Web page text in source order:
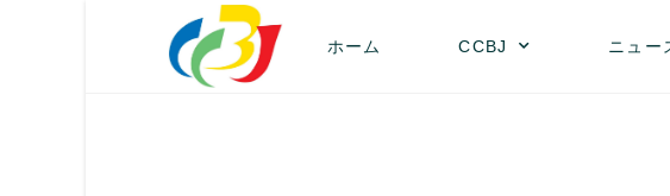
ホーム CCBJ ニュー